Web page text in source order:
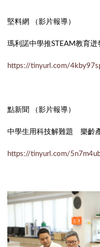
堅料網 （影片報導）
瑪利諾中學推STEAM教育
https://tinyurl.com/
點新聞 （影片報導）
中學生用科技解難題 樂齡
https://tinyurl.com/